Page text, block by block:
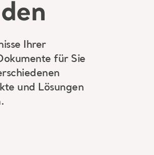
Ihrer
für Sie
und Lösungen